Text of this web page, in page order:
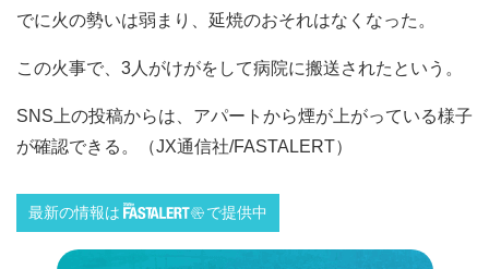
でに火の勢いは弱まり、延焼のおそれはなくなった。
この火事で、3人がけがをして病院に搬送されたという。
SNS上の投稿からは、アパートから煙が上がっている様子
が確認できる。（JX通信社/FASTALERT）
最新の情報は で提供中